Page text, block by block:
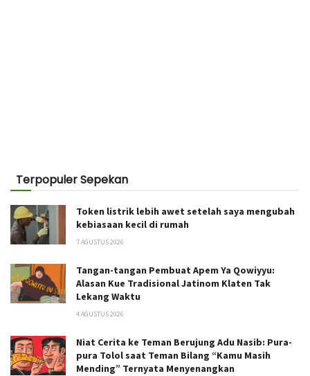
Terpopuler Sepekan
Token listrik lebih awet setelah saya mengubah
kebiasaan kecil di rumah
7 AGUSTUS 2026
Tangan-tangan Pembuat Apem Ya Qowiyyu:
Alasan Kue Tradisional Jatinom Klaten Tak
Lekang Waktu
4 AGUSTUS 2026
Niat Cerita ke Teman Berujung Adu Nasib: Pura-
pura Tolol saat Teman Bilang “Kamu Masih
Mending” Ternyata Menyenangkan